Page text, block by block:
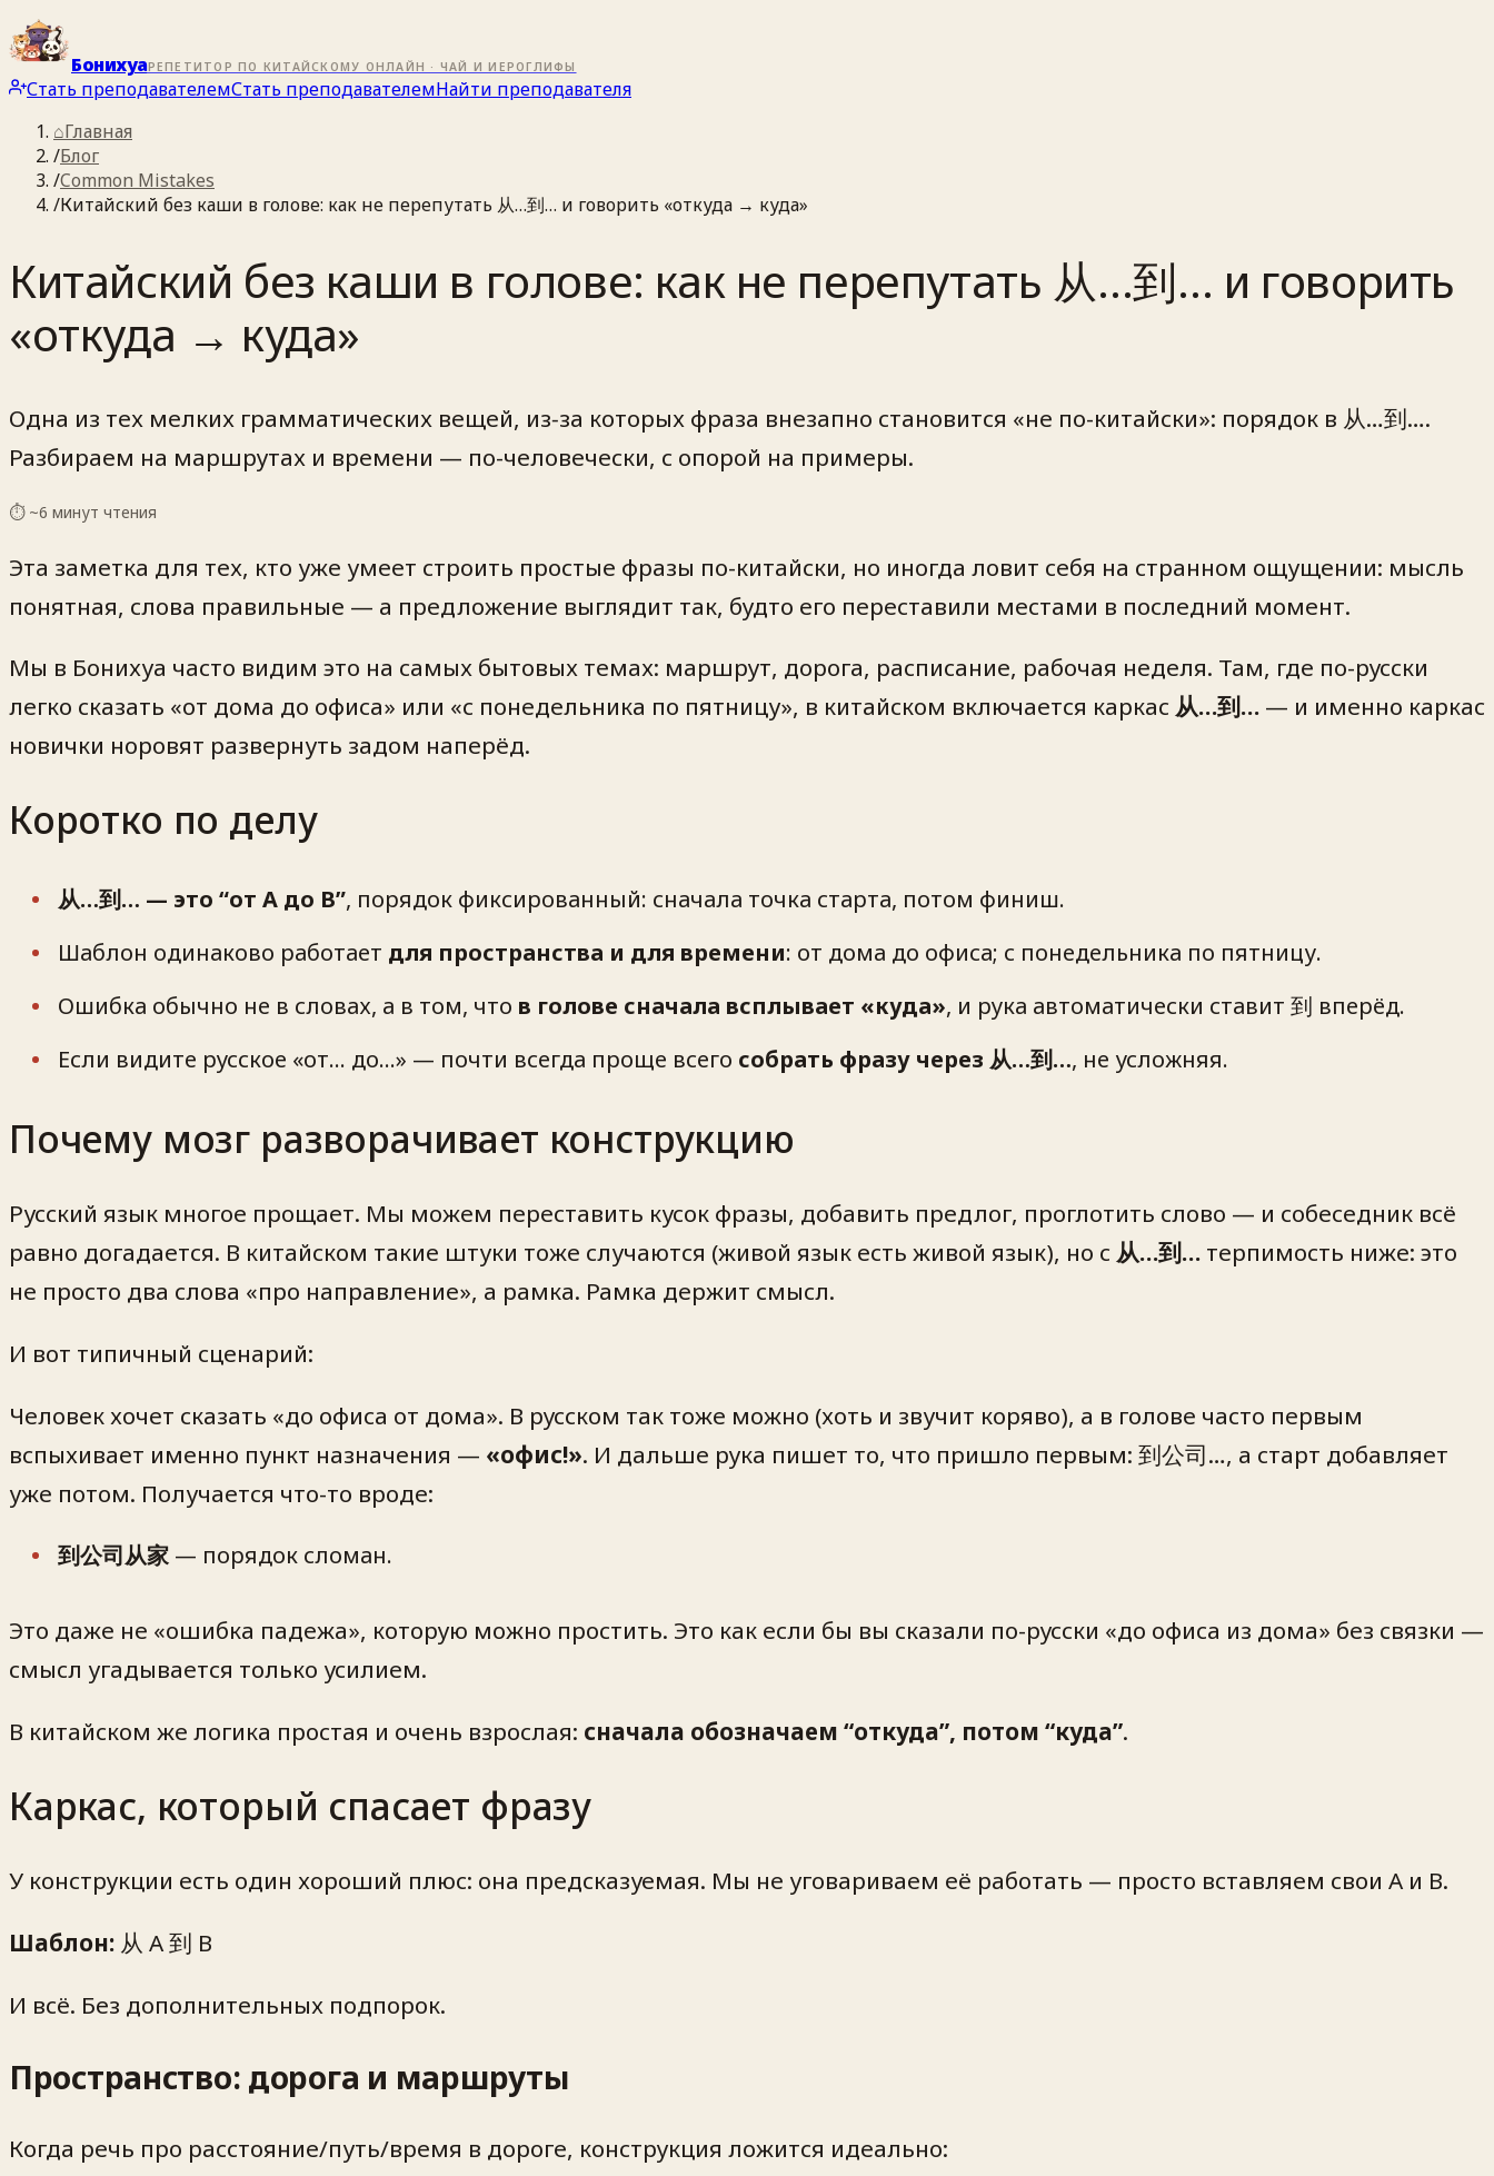
БонихуаРЕПЕТИТОР ПО КИТАЙСКОМУ ОНЛАЙН · ЧАЙ И ИЕРОГЛИФЫ
Стать преподавателемСтать преподавателемНайти преподавателя
⌂Главная
/Блог
/Common Mistakes
/Китайский без каши в голове: как не перепутать 从…到… и говорить «откуда → куда»
Китайский без каши в голове: как не перепутать 从…到… и говорить
«откуда → куда»
Одна из тех мелких грамматических вещей, из‑за которых фраза внезапно становится «не по-китайски»: порядок в 从…到….
Разбираем на маршрутах и времени — по-человечески, с опорой на примеры.
⏱ ~6 минут чтения
Эта заметка для тех, кто уже умеет строить простые фразы по-китайски, но иногда ловит себя на странном ощущении: мысль
понятная, слова правильные — а предложение выглядит так, будто его переставили местами в последний момент.
Мы в Бонихуа часто видим это на самых бытовых темах: маршрут, дорога, расписание, рабочая неделя. Там, где по-русски
легко сказать «от дома до офиса» или «с понедельника по пятницу», в китайском включается каркас 从…到… — и именно каркас
новички норовят развернуть задом наперёд.
Коротко по делу
从…到… — это “от A до B”, порядок фиксированный: сначала точка старта, потом финиш.
Шаблон одинаково работает для пространства и для времени: от дома до офиса; с понедельника по пятницу.
Ошибка обычно не в словах, а в том, что в голове сначала всплывает «куда», и рука автоматически ставит 到 вперёд.
Если видите русское «от… до…» — почти всегда проще всего собрать фразу через 从…到…, не усложняя.
Почему мозг разворачивает конструкцию
Русский язык многое прощает. Мы можем переставить кусок фразы, добавить предлог, проглотить слово — и собеседник всё
равно догадается. В китайском такие штуки тоже случаются (живой язык есть живой язык), но с 从…到… терпимость ниже: это
не просто два слова «про направление», а рамка. Рамка держит смысл.
И вот типичный сценарий:
Человек хочет сказать «до офиса от дома». В русском так тоже можно (хоть и звучит коряво), а в голове часто первым
вспыхивает именно пункт назначения — «офис!». И дальше рука пишет то, что пришло первым: 到公司…, а старт добавляет
уже потом. Получается что-то вроде:
到公司从家 — порядок сломан.
Это даже не «ошибка падежа», которую можно простить. Это как если бы вы сказали по-русски «до офиса из дома» без связки —
смысл угадывается только усилием.
В китайском же логика простая и очень взрослая: сначала обозначаем “откуда”, потом “куда”.
Каркас, который спасает фразу
У конструкции есть один хороший плюс: она предсказуемая. Мы не уговариваем её работать — просто вставляем свои A и B.
Шаблон: 从 A 到 B
И всё. Без дополнительных подпорок.
Пространство: дорога и маршруты
Когда речь про расстояние/путь/время в дороге, конструкция ложится идеально: